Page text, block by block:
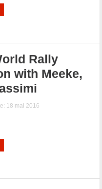
Rally
with Meeke,
18 mai 2016